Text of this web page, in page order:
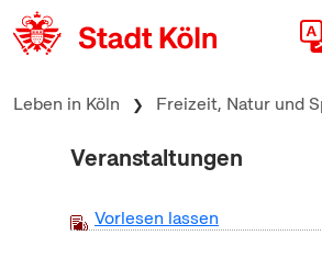
zum Inhalt springen
Leben in Köln Freizeit, Natur und
Veranstaltungen
Vorlesen lassen